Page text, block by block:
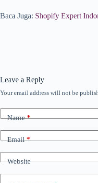
Baca Juga: Shopify Expert
Leave a Reply
Your email address will not be
Name*
Email*
Website